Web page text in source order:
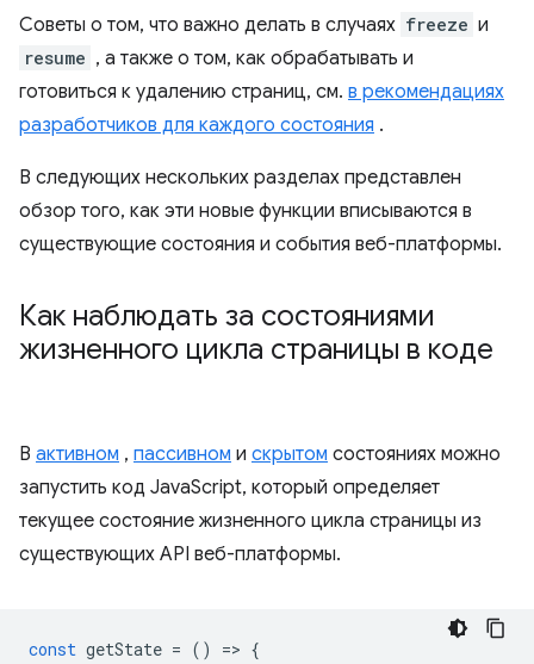
Советы о том, что важно делать в случаях freeze и
resume , а также о том, как обрабатывать и
готовиться к удалению страниц, см. в рекомендациях
разработчиков для каждого состояния .
В следующих нескольких разделах представлен
обзор того, как эти новые функции вписываются в
существующие состояния и события веб-платформы.
Как наблюдать за состояниями
жизненного цикла страницы в коде
В активном , пассивном и скрытом состояниях можно
запустить код JavaScript, который определяет
текущее состояние жизненного цикла страницы из
существующих API веб-платформы.
const getState = () => {